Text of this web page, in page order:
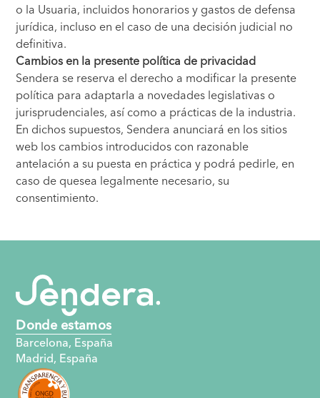
o la Usuaria, incluidos honorarios y gastos de defensa
jurídica, incluso en el caso de una decisión judicial no
definitiva.
Cambios en la presente política de privacidad
Sendera se reserva el derecho a modificar la presente
política para adaptarla a novedades legislativas o
jurisprudenciales, así como a prácticas de la industria.
En dichos supuestos, Sendera anunciará en los sitios
web los cambios introducidos con razonable
antelación a su puesta en práctica y podrá pedirle, en
caso de quesea legalmente necesario, su
consentimiento.
Donde estamos
Barcelona, España
Madrid, España